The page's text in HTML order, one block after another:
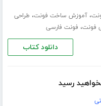
،آموزش ساخت فونت، طراحی
فونت، فونت فارسی
دانلود کتاب
رسید